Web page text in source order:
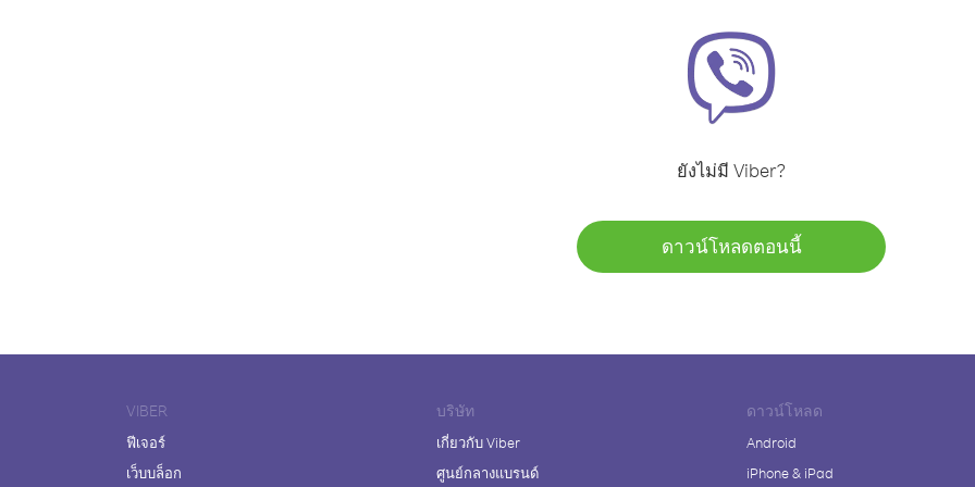
ยังไม่มี Viber?
ดาวน์โหลดตอนนี้
VIBER
ฟีเจอร์
เว็บบล็อก
บริษัท
เกี่ยวกับ Viber
ศูนย์กลางแบรนด์
ดาวน์โหลด
Android
iPhone & iPad